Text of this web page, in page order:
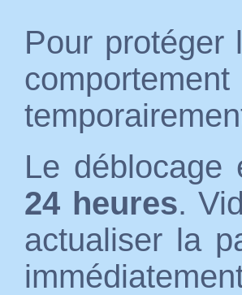
Pour protéger
Le
24 heures.
actualiser la